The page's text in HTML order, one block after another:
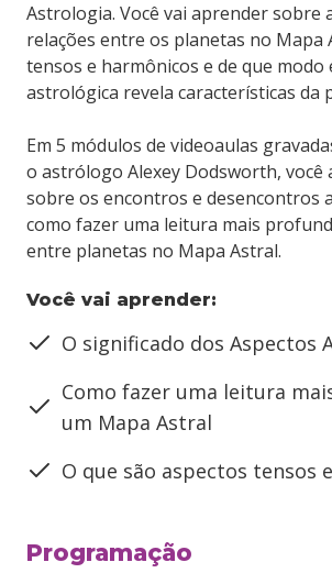
Astrologia. Você vai aprender sobre
relações entre os planetas no Mapa
tensos e harmônicos e de que modo
astrológica revela características da
Em 5 módulos de videoaulas
o astrólogo Alexey Dodsworth, você
sobre os encontros e desencontros
como fazer uma leitura mais
entre planetas no Mapa Astral.
Você vai aprender:
O significado dos Aspectos
Como fazer uma leitura
um Mapa Astral
O que são aspectos tensos
Programação